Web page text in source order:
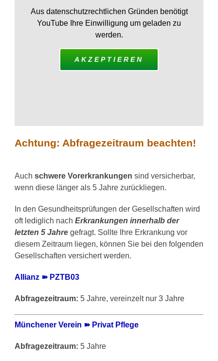
Aus datenschutzrechtlichen Gründen benötigt
YouTube Ihre Einwilligung um geladen zu
werden.
AKZEPTIEREN
Achtung: Abfragezeitraum beachten!
Auch schwere Vorerkrankungen sind versicherbar,
wenn diese länger als 5 Jahre zurückliegen.
In den Gesundheitsprüfungen der Gesellschaften wird
oft lediglich nach Erkrankungen innerhalb der
letzten 5 Jahre gefragt. Sollte Ihre Erkrankung vor
diesem Zeitraum liegen, können Sie bei den folgenden
Gesellschaften versichert werden.
Allianz ➽ PZTB03
Abfragezeitraum: 5 Jahre, vereinzelt nur 3 Jahre
Münchener Verein ➽ Privat Pflege
Abfragezeitraum: 5 Jahre